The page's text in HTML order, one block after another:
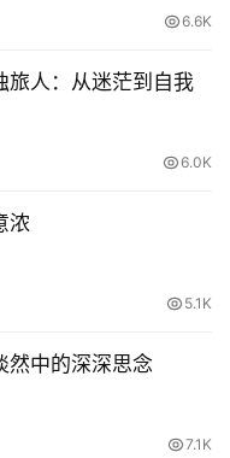
6.6K
旅人：从迷茫到自我
6.0K
浓
5.1K
然中的深深思念
7.1K